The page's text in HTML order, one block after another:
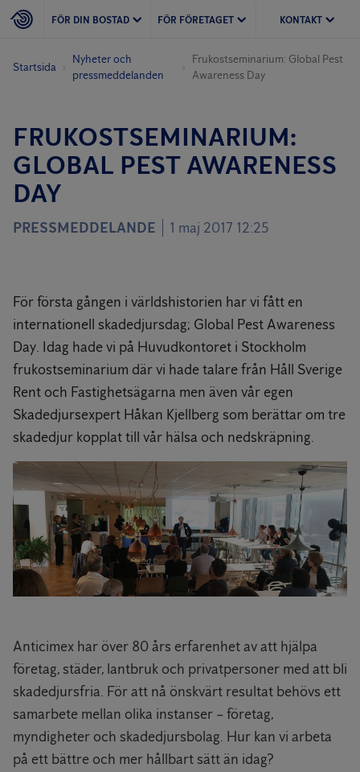
FÖR DIN BOSTAD FÖR FÖRETAGET KONTAKT
Startsida
Nyheter och
pressmeddelanden
Frukostseminarium: Global Pest
Awareness Day
FRUKOSTSEMINARIUM:
GLOBAL PEST AWARENESS
DAY
PRESSMEDDELANDE 1 maj 2017 12:25
För första gången i världshistorien har vi fått en
internationell skadedjursdag; Global Pest Awareness
Day. Idag hade vi på Huvudkontoret i Stockholm
frukostseminarium där vi hade talare från Håll Sverige
Rent och Fastighetsägarna men även vår egen
Skadedjursexpert Håkan Kjellberg som berättar om tre
skadedjur kopplat till vår hälsa och nedskräpning.
Anticimex har över 80 års erfarenhet av att hjälpa
företag, städer, lantbruk och privatpersoner med att bli
skadedjursfria. För att nå önskvärt resultat behövs ett
samarbete mellan olika instanser – företag,
myndigheter och skadedjursbolag. Hur kan vi arbeta
på ett bättre och mer hållbart sätt än idag?